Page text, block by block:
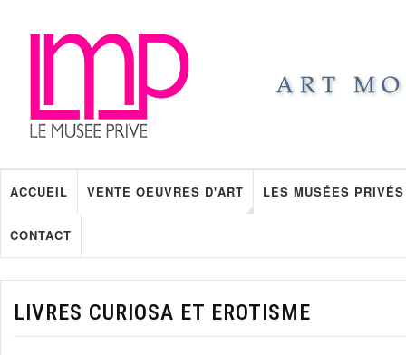
ACCUEIL VENTE OEUVRES D'ART LES MUSÉES PRIVÉS
CONTACT
LIVRES CURIOSA ET EROTISME